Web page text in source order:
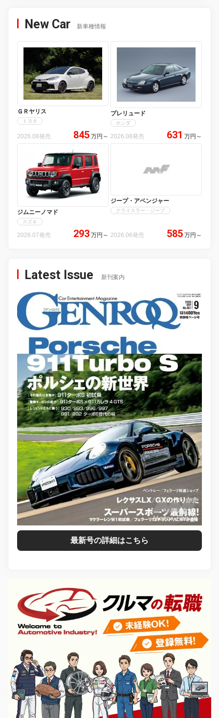
New Car 新車種情報
ＧＲヤリス
トヨタ
2026.08発売 845 万円 ～
プレリュード
ホンダ
2026.08発売 631 万円 ～
ジムニーノマド
スズキ
2026.07発売 293 万円 ～
ジープ・アベンジャー
クライスラー・ジープ
2026.06発売 585 万円 ～
Latest Issue 新刊案内
最新号の詳細はこちら